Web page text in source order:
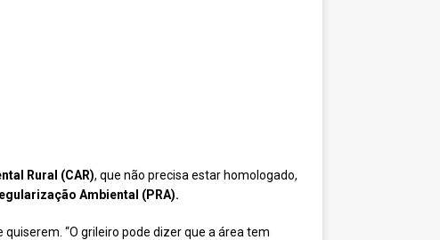
Rural (CAR), que não precisa estar homologado,
Ambiental (PRA).
“O grileiro pode dizer que a área tem